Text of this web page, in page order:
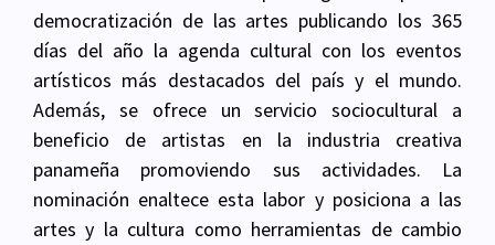
democratización de las artes publicando los 365
días del año la agenda cultural con los eventos
artísticos más destacados del país y el mundo.
Además, se ofrece un servicio sociocultural a
beneficio de artistas en la industria creativa
panameña promoviendo sus actividades. La
nominación enaltece esta labor y posiciona a las
artes y la cultura como herramientas de cambio